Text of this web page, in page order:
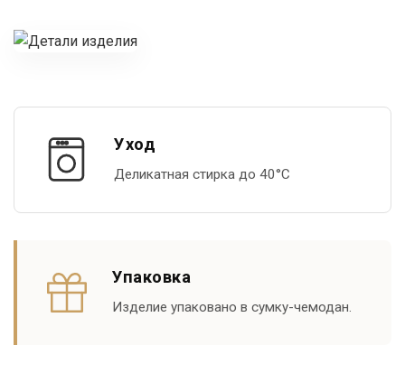
Уход
Деликатная стирка до 40°С
Упаковка
Изделие упаковано в сумку-чемодан.